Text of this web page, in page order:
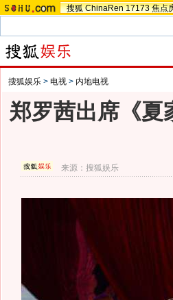
搜狐 ChinaRen 17173 焦点
搜狐娱乐 > 电视 > 内地电视
郑罗茜出席《夏
来源：搜狐娱乐